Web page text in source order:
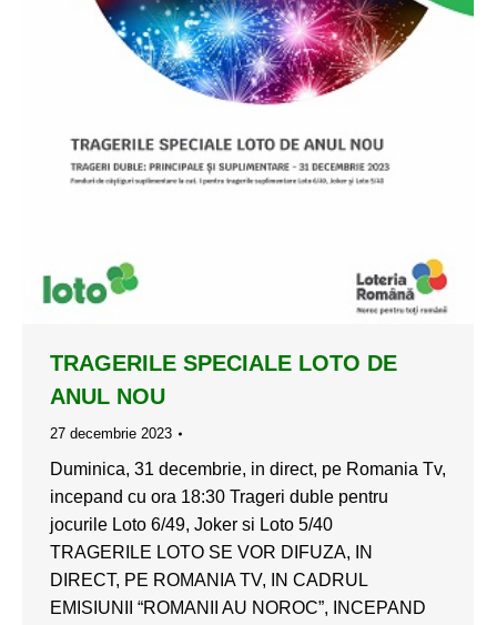
TRAGERILE SPECIALE LOTO DE
ANUL NOU
27 decembrie 2023
Duminica, 31 decembrie, in direct, pe Romania Tv,
incepand cu ora 18:30 Trageri duble pentru
jocurile Loto 6/49, Joker si Loto 5/40
TRAGERILE LOTO SE VOR DIFUZA, IN
DIRECT, PE ROMANIA TV, IN CADRUL
EMISIUNII “ROMANII AU NOROC”, INCEPAND